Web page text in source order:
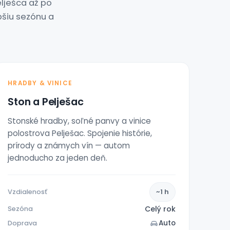
až po
sezónu a
HRADBY & VINICE
Ston a Pelješac
Stonské hradby, soľné panvy a vinice
polostrova Pelješac. Spojenie histórie,
prírody a známych vín — autom
jednoducho za jeden deň.
Vzdialenosť
~1 h
Sezóna
Celý rok
Doprava Auto